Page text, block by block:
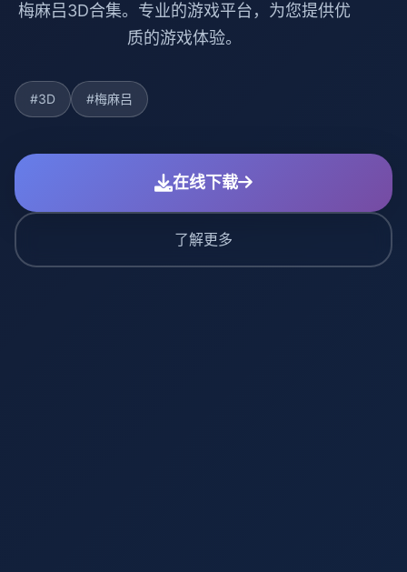
梅麻吕3D合集。专业的游戏平台，为您提供优
质的游戏体验。
#3D #梅麻吕
在线下载
了解更多